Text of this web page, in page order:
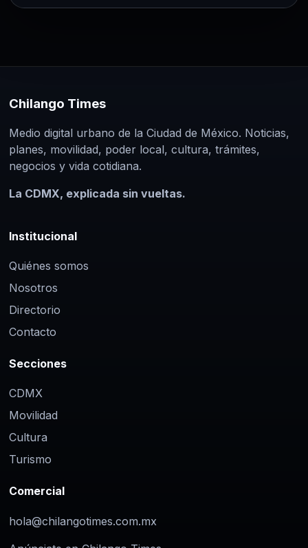
Chilango Times
Medio digital urbano de la Ciudad de México. Noticias,
planes, movilidad, poder local, cultura, trámites,
negocios y vida cotidiana.
La CDMX, explicada sin vueltas.
Institucional
Quiénes somos
Nosotros
Directorio
Contacto
Secciones
CDMX
Movilidad
Cultura
Turismo
Comercial
hola@chilangotimes.com.mx